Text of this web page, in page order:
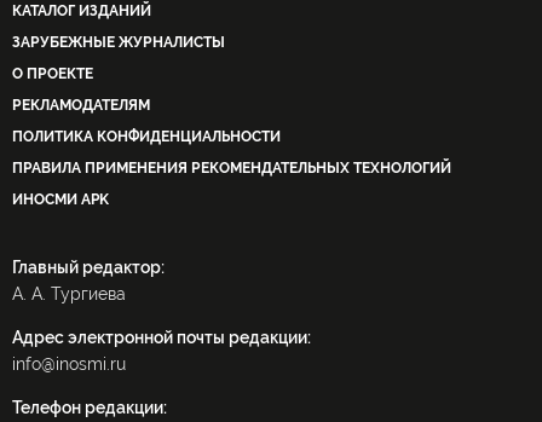
КАТАЛОГ ИЗДАНИЙ
ЗАРУБЕЖНЫЕ ЖУРНАЛИСТЫ
О ПРОЕКТЕ
РЕКЛАМОДАТЕЛЯМ
ПОЛИТИКА КОНФИДЕНЦИАЛЬНОСТИ
ПРАВИЛА ПРИМЕНЕНИЯ РЕКОМЕНДАТЕЛЬНЫХ ТЕХНОЛОГИЙ
ИНОСМИ APK
Главный редактор:
А. А. Тургиева
Адрес электронной почты редакции:
info@inosmi.ru
Телефон редакции: